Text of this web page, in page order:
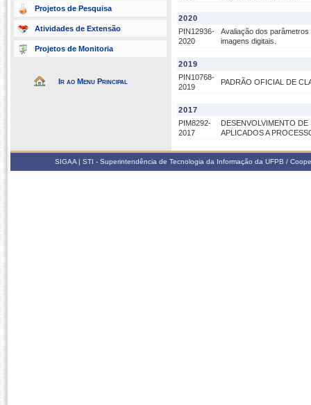
Projetos de Pesquisa
Atividades de Extensão
Projetos de Monitoria
Ir ao Menu Principal
2020
PIN12936-
2020
Avaliação dos
imagens digitais.
2019
PIN10768-
2019
PADRÃO OFICIAL DE
2017
PIM8292-
2017
DESENVOLVIMENTO
APLICADOS A
SIGAA | STI - Superintendência de Tecnologia da Informação da UFPB /